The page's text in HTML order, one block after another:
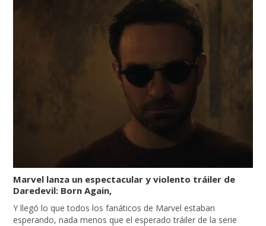
Marvel lanza un espectacular y violento tráiler de
Daredevil: Born Again,
Y llegó lo que todos los fanáticos de Marvel estaban
esperando, nada menos que el esperado tráiler de la serie